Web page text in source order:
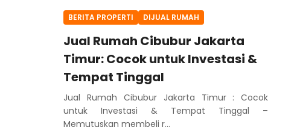
BERITA PROPERTI DIJUAL RUMAH
Jual Rumah Cibubur Jakarta
Timur: Cocok untuk Investasi &
Tempat Tinggal
Jual Rumah Cibubur Jakarta Timur : Cocok
untuk Investasi & Tempat Tinggal –
Memutuskan membeli r...